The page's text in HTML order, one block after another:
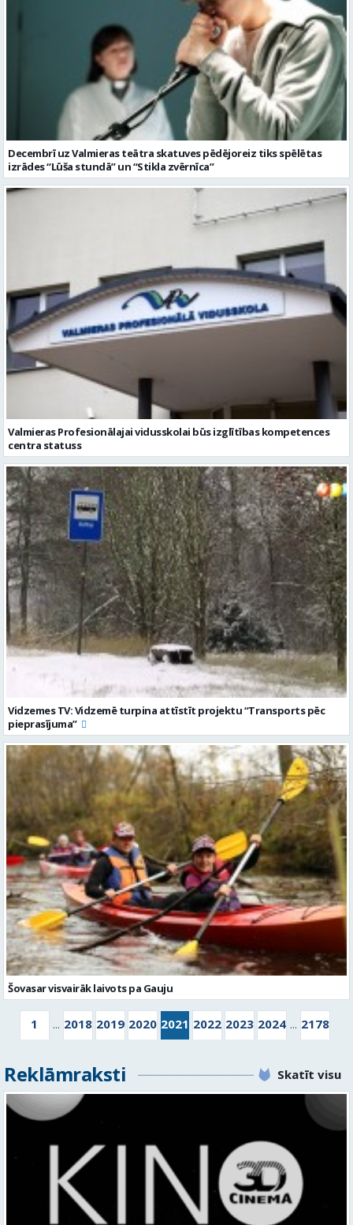
Decembrī uz Valmieras teātra skatuves pēdējoreiz tiks spēlētas
izrādes “Lūša stundā” un “Stikla zvērnīca”
Valmieras Profesionālajai vidusskolai būs izglītības kompetences
centra statuss
Vidzemes TV: Vidzemē turpina attīstīt projektu “Transports pēc
pieprasījuma”
Šovasar visvairāk laivots pa Gauju
1 ... 2018 2019 2020 2021 2022 2023 2024 ... 2178
Reklāmraksti